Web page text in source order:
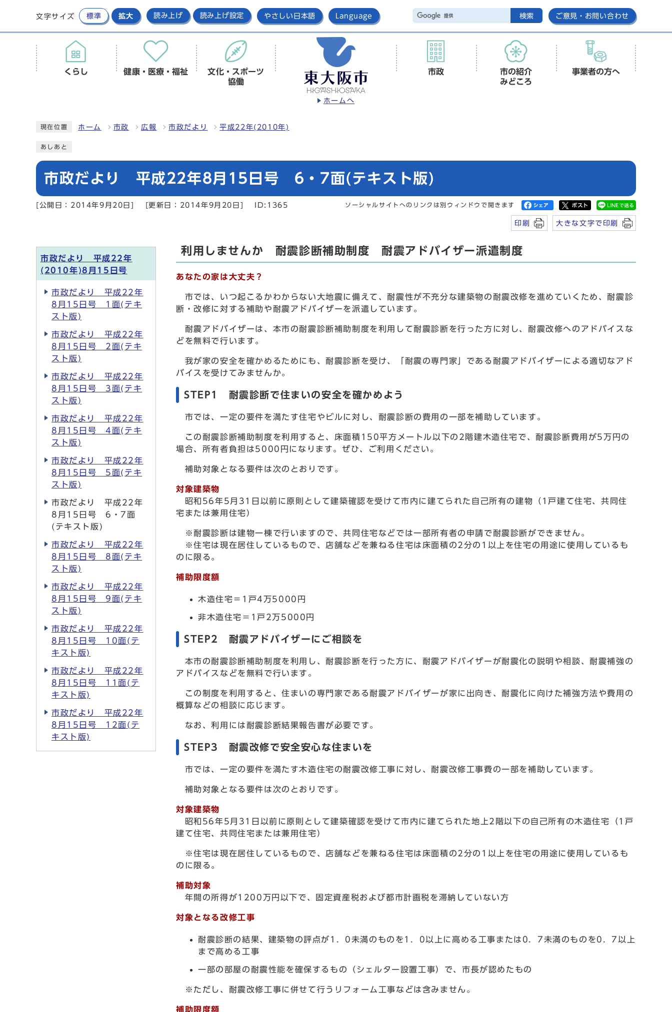
文字サイズ 標準 拡大 読み上げ 読み上げ設定 やさしい日本語 Language 検索 ご意見・お問い合わせ
ホームへ
くらし 健康・医療・福祉
文化・スポーツ
協働
市政
市の紹介
みどころ
事業者の方へ
現在位置 ホーム 市政 広報 市政だより 平成22年(2010年)
あしあと
市政だより 平成22年8月15日号 6・7面(テキスト版)
[公開日：2014年9月20日] [更新日：2014年9月20日] ID:1365 ソーシャルサイトへのリンクは別ウィンドウで開きます
印刷 大きな文字で印刷
利用しませんか 耐震診断補助制度 耐震アドバイザー派遣制度
あなたの家は大丈夫？
市では、いつ起こるかわからない大地震に備えて、耐震性が不充分な建築物の耐震改修を進めていくため、耐震診
断・改修に対する補助や耐震アドバイザーを派遣しています。
耐震アドバイザーは、本市の耐震診断補助制度を利用して耐震診断を行った方に対し、耐震改修へのアドバイスな
どを無料で行います。
我が家の安全を確かめるためにも、耐震診断を受け、「耐震の専門家」である耐震アドバイザーによる適切なアド
バイスを受けてみませんか。
STEP1 耐震診断で住まいの安全を確かめよう
市では、一定の要件を満たす住宅やビルに対し、耐震診断の費用の一部を補助しています。
この耐震診断補助制度を利用すると、床面積150平方メートル以下の2階建木造住宅で、耐震診断費用が5万円の
場合、所有者負担は5000円になります。ぜひ、ご利用ください。
補助対象となる要件は次のとおりです。
対象建築物
昭和56年5月31日以前に原則として建築確認を受けて市内に建てられた自己所有の建物（1戸建て住宅、共同住
宅または兼用住宅）
※耐震診断は建物一棟で行いますので、共同住宅などでは一部所有者の申請で耐震診断ができません。
※住宅は現在居住しているもので、店舗などを兼ねる住宅は床面積の2分の1以上を住宅の用途に使用しているも
のに限る。
補助限度額
木造住宅＝1戸4万5000円
非木造住宅＝1戸2万5000円
STEP2 耐震アドバイザーにご相談を
本市の耐震診断補助制度を利用し、耐震診断を行った方に、耐震アドバイザーが耐震化の説明や相談、耐震補強の
アドバイスなどを無料で行います。
この制度を利用すると、住まいの専門家である耐震アドバイザーが家に出向き、耐震化に向けた補強方法や費用の
概算などの相談に応じます。
なお、利用には耐震診断結果報告書が必要です。
STEP3 耐震改修で安全安心な住まいを
市では、一定の要件を満たす木造住宅の耐震改修工事に対し、耐震改修工事費の一部を補助しています。
補助対象となる要件は次のとおりです。
対象建築物
昭和56年5月31日以前に原則として建築確認を受けて市内に建てられた地上2階以下の自己所有の木造住宅（1戸
建て住宅、共同住宅または兼用住宅）
※住宅は現在居住しているもので、店舗などを兼ねる住宅は床面積の2分の1以上を住宅の用途に使用しているも
のに限る。
補助対象
年間の所得が1200万円以下で、固定資産税および都市計画税を滞納していない方
対象となる改修工事
耐震診断の結果、建築物の評点が1．0未満のものを1．0以上に高める工事または0．7未満のものを0．7以上
まで高める工事
一部の部屋の耐震性能を確保するもの（シェルター設置工事）で、市長が認めたもの
※ただし、耐震改修工事に併せて行うリフォーム工事などは含みません。
補助限度額
市政だより 平成22年
(2010年)8月15日号
市政だより 平成22年
8月15日号 1面(テキ
スト版)
市政だより 平成22年
8月15日号 2面(テキ
スト版)
市政だより 平成22年
8月15日号 3面(テキ
スト版)
市政だより 平成22年
8月15日号 4面(テキ
スト版)
市政だより 平成22年
8月15日号 5面(テキ
スト版)
市政だより 平成22年
8月15日号 6・7面
(テキスト版)
市政だより 平成22年
8月15日号 8面(テキ
スト版)
市政だより 平成22年
8月15日号 9面(テキ
スト版)
市政だより 平成22年
8月15日号 10面(テ
キスト版)
市政だより 平成22年
8月15日号 11面(テ
キスト版)
市政だより 平成22年
8月15日号 12面(テ
キスト版)